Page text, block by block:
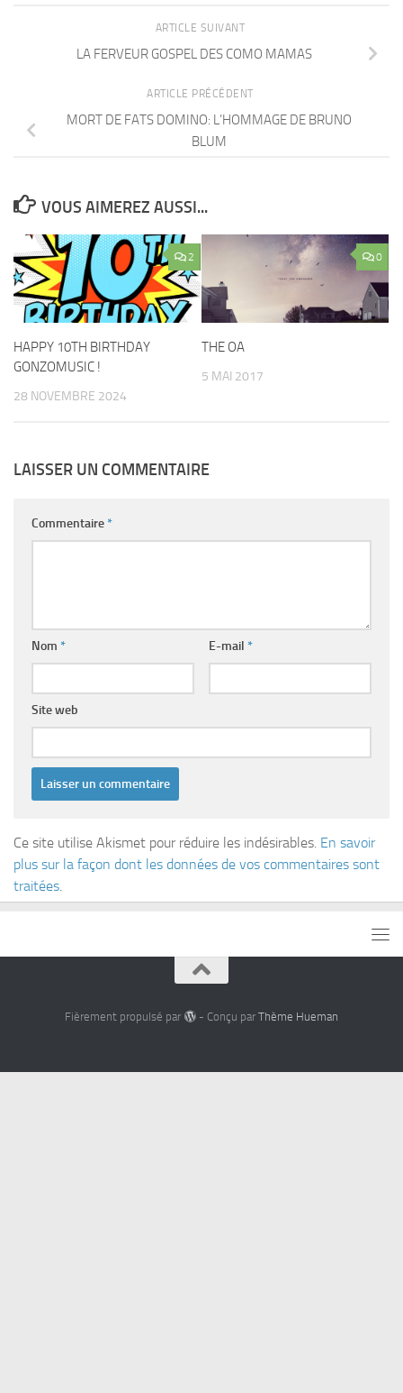
ARTICLE SUIVANT
LA FERVEUR GOSPEL DES COMO MAMAS
ARTICLE PRÉCÉDENT
MORT DE FATS DOMINO: L’HOMMAGE DE BRUNO
BLUM
VOUS AIMEREZ AUSSI...
2
HAPPY 10TH BIRTHDAY
GONZOMUSIC !
28 NOVEMBRE 2024
0
THE OA
5 MAI 2017
LAISSER UN COMMENTAIRE
Commentaire*
Nom * E-mail *
Site web
Ce site utilise Akismet pour réduire les indésirables. En savoir
plus sur la façon dont les données de vos commentaires sont
traitées
Fièrement propulsé par - Conçu par Thème Hueman